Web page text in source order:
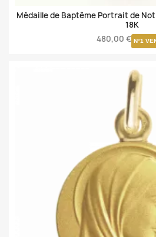
Médaille de Baptême Portrait de
18K
480,00 € N°1